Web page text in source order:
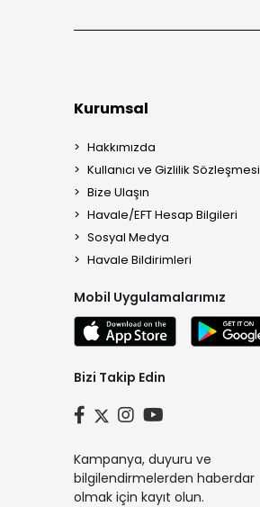
Kurumsal
Hakkımızda
Kullanıcı ve Gizlilik Sözleşmesi
Bize Ulaşın
Havale/EFT Hesap Bilgileri
Sosyal Medya
Havale Bildirimleri
Mobil Uygulamalarımız
Bizi Takip Edin
Kampanya, duyuru ve
bilgilendirmelerden haberdar
olmak için kayıt olun.